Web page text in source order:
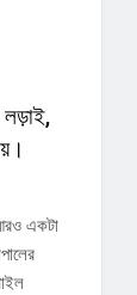
লড়াই,
একটা